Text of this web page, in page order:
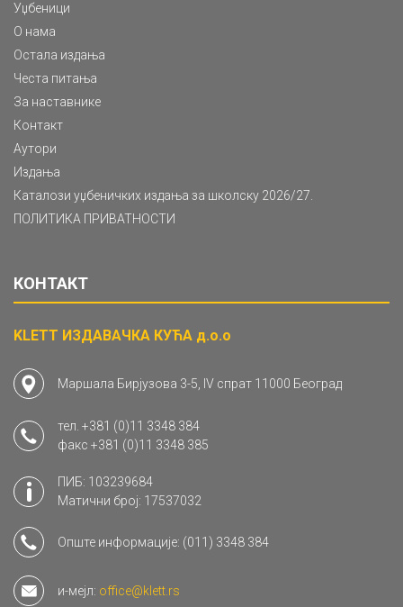
Уџбеници
О нама
Остала издања
Честа питања
За наставнике
Контакт
Аутори
Издања
Каталози уџбеничких издања за школску 2026/27.
ПОЛИТИКА ПРИВАТНОСТИ
КОНТАКТ
KLETT ИЗДАВАЧКА КУЋА д.о.о
Маршала Бирјузова 3-5, IV спрат 11000 Београд
тел. +381 (0)11 3348 384
факс +381 (0)11 3348 385
ПИБ: 103239684
Матични број: 17537032
Опште информације: (011) 3348 384
и-мејл: office@klett.rs